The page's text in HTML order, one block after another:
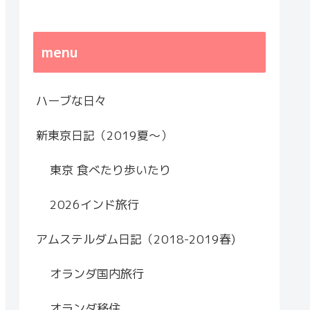
menu
ハーブな日々
新東京日記（2019夏～）
東京 食べたり歩いたり
2026インド旅行
アムステルダム日記（2018-2019春)
オランダ国内旅行